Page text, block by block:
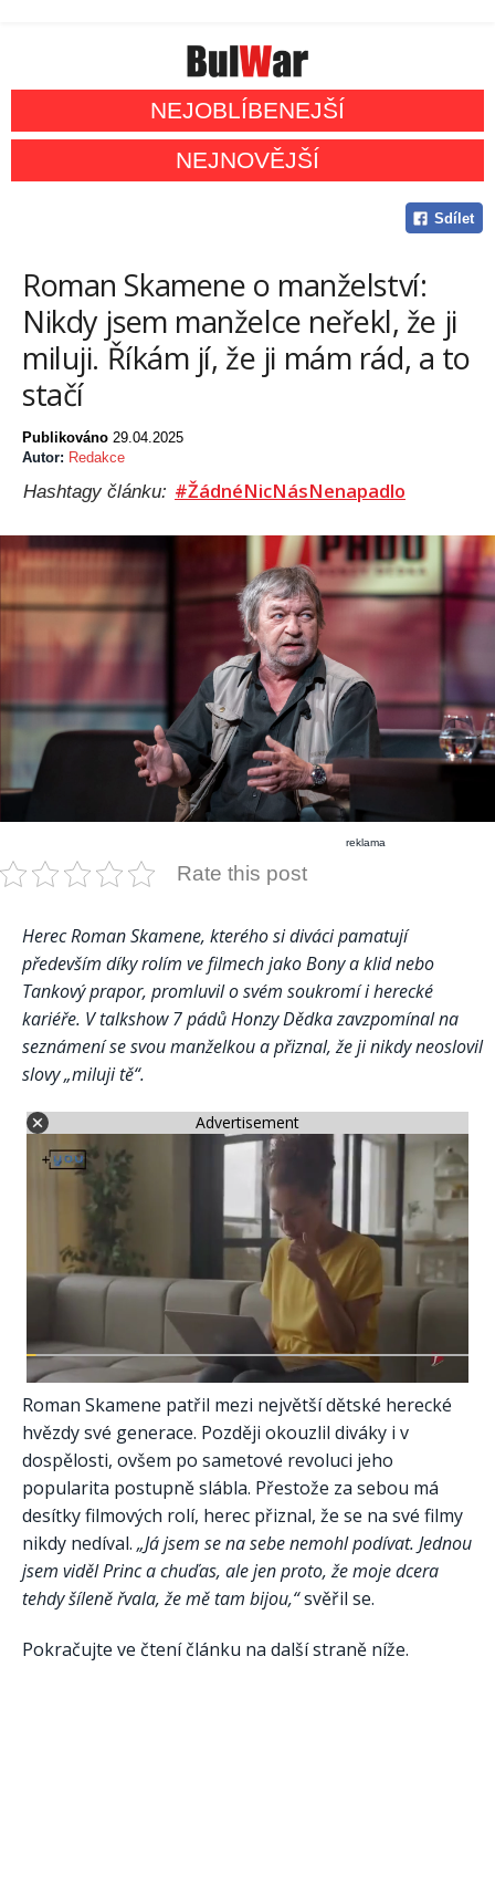
NEJOBLÍBENEJŠÍ
NEJNOVĚJŠÍ
Sdílet
Roman Skamene o manželství:
Nikdy jsem manželce neřekl, že ji
miluji. Říkám jí, že ji mám rád, a to
stačí
Publikováno 29.04.2025
Autor: Redakce
Hashtagy článku: #ŽádnéNicNásNenapadlo
reklama
Rate this post
Herec Roman Skamene, kterého si diváci pamatují
především díky rolím ve filmech jako Bony a klid nebo
Tankový prapor, promluvil o svém soukromí i herecké
kariéře. V talkshow 7 pádů Honzy Dědka zavzpomínal na
seznámení se svou manželkou a přiznal, že ji nikdy neoslovil
slovy „miluji tě“.
Advertisement
Roman Skamene patřil mezi největší dětské herecké
hvězdy své generace. Později okouzlil diváky i v
dospělosti, ovšem po sametové revoluci jeho
popularita postupně slábla. Přestože za sebou má
desítky filmových rolí, herec přiznal, že se na své filmy
nikdy nedíval. „Já jsem se na sebe nemohl podívat. Jednou
jsem viděl Princ a chuďas, ale jen proto, že moje dcera
tehdy šíleně řvala, že mě tam bijou,“svěřil se.
Pokračujte ve čtení článku na další straně níže.